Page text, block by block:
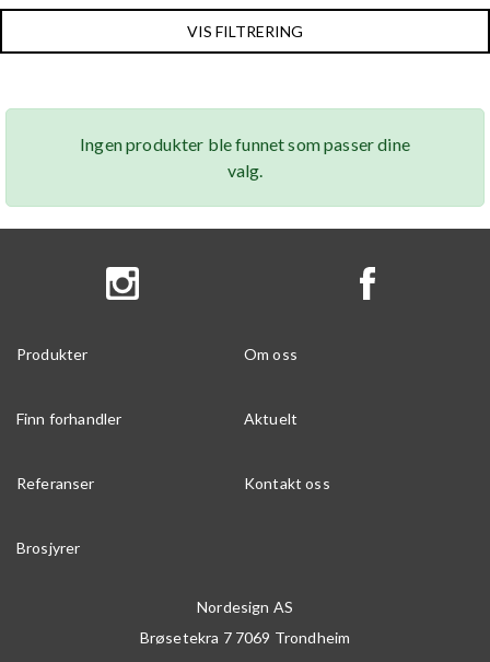
VIS FILTRERING
Ingen produkter ble funnet som passer dine
valg.
Produkter Om oss
Finn forhandler Aktuelt
Referanser Kontakt oss
Brosjyrer
Nordesign AS
Brøsetekra 7 7069 Trondheim